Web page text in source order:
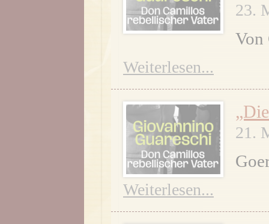
23.
Von
Weiterlesen...
21.
Weiterlesen...